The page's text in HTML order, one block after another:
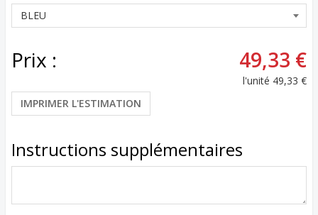
Prix : 49,33 €
l'unité 49,33 €
IMPRIMER L'ESTIMATION
Instructions supplémentaires